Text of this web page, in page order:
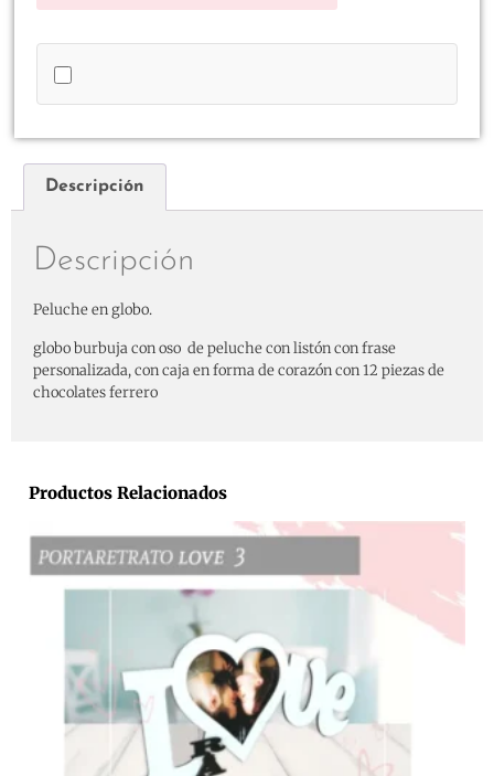
Descripción
Descripción
Peluche en globo.
globo burbuja con oso de peluche con listón con frase
personalizada, con caja en forma de corazón con 12 piezas de
chocolates ferrero
Productos Relacionados